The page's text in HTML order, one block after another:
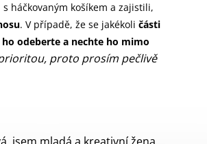
háčkovaným košíkem a zajistili,
. V případě, že se jakékoli části
odeberte a nechte ho mimo
proto prosím pečlivě